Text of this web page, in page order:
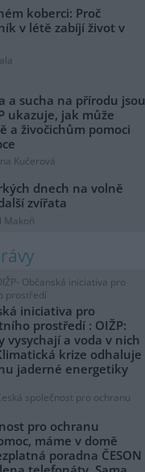
koberci: Proč
v létě zabíjí život v
a sucha na přírodu jsou
ukazuje, jak může
a živočichům pomoci
Kučerová
dnech na volně
zvířata
Makoň
Občanská iniciativa pro
prostředí
iniciativa pro
prostředí : OIŽP:
vysychají a voda v nich
krize odhaluje
jaderné energetiky
společnost pro ochranu
pro ochranu
máme v domě
poradna ČESON